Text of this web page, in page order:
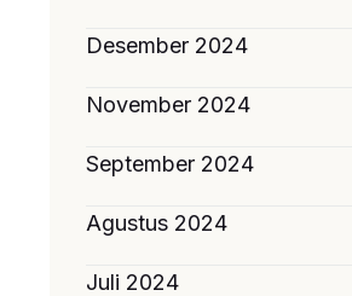
Desember 2024
November 2024
September 2024
Agustus 2024
Juli 2024